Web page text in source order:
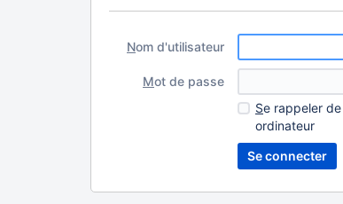
Nom d'utilisateur
Mot de passe
Se rappeler
ordinateur